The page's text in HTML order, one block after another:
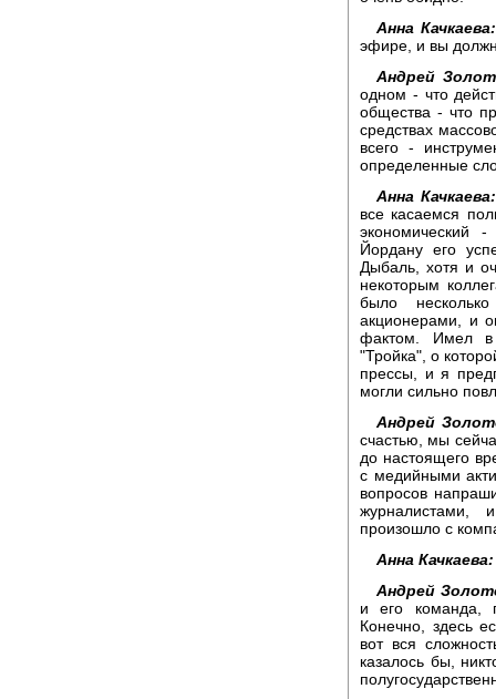
Анна Качкаева:
эфире, и вы
Андрей
одном - что
общества - что
средствах
всего -
определенные
Анна Качкаева:
все касаемся
экономический
Йордану его
Дыбаль, хотя и
некоторым
было
акционерами, и
фактом. Имел в
"Тройка", о
прессы, и я
могли сильно
Андрей
счастью, мы
до настоящего
с медийными
вопросов
журналистами,
произошло с
Анна Качкаева:
Андрей
и его команда,
Конечно, здесь
вот вся
казалось бы,